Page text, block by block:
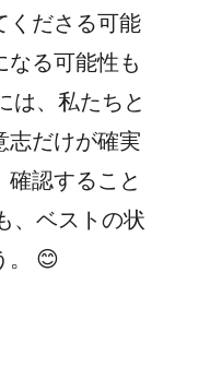
くださる可能
なる可能性も
は、私たちと
志だけが確実
確認すること
、ベストの状
。 😊